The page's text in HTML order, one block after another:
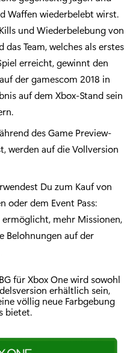
Waffen wiederbelebt wirst.
und Wiederbelebung von
Team, welches als erstes
erreicht, gewinnt den
der gamescom 2018 in
auf dem Xbox-Stand sein
des Game Preview-
werden auf die Vollversion
Du zum Kauf von
oder dem Event Pass:
ermöglicht, mehr Missionen,
Belohnungen auf der
für Xbox One wird sowohl
erhältlich sein,
völlig neue Farbgebung
bietet.